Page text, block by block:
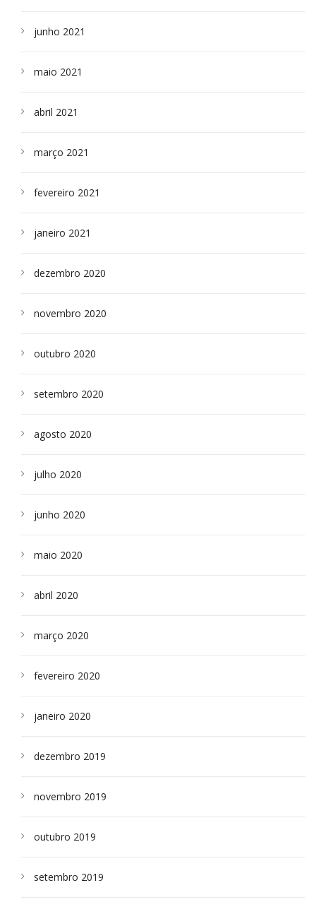
junho 2021
maio 2021
abril 2021
março 2021
fevereiro 2021
janeiro 2021
dezembro 2020
novembro 2020
outubro 2020
setembro 2020
agosto 2020
julho 2020
junho 2020
maio 2020
abril 2020
março 2020
fevereiro 2020
janeiro 2020
dezembro 2019
novembro 2019
outubro 2019
setembro 2019